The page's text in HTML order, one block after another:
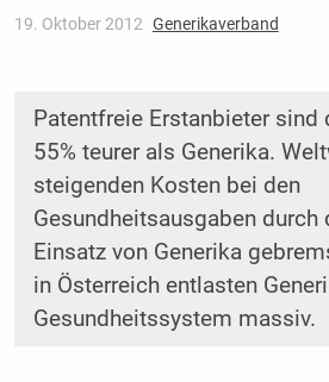
19. Oktober 2012 Generikaverband
Patentfreie Erstanbieter
55% teurer als Generika.
steigenden Kosten bei den
Gesundheitsausgaben durch
Einsatz von Generika
in Österreich entlasten
Gesundheitssystem massiv.